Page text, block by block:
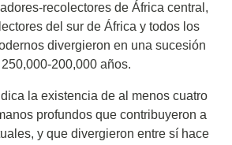
recolectores de África central,
del sur de África y todos los
divergieron en una sucesión
200,000 años.
la existencia de al menos cuatro
profundos que contribuyeron a
y que divergieron entre sí hace